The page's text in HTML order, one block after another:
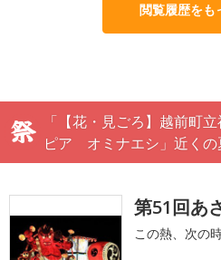
閲覧履歴をも
「【花・見ごろ】越前町
ピア オミナエシ」近くの
第51回あ
この熱、次の時